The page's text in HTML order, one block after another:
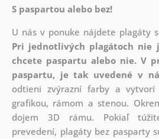
S paspartou alebo bez!
U nás v ponuke nájdete plagáty
Pri jednotlivých plagátoch nie
chcete paspartu alebo nie. V
paspartu, je tak uvedené v
odtieni zvýrazní farby a
grafikou, rámom a stenou.
dojem 3D rámu. Pokiaľ
prevedení, plagáty bez pasparty